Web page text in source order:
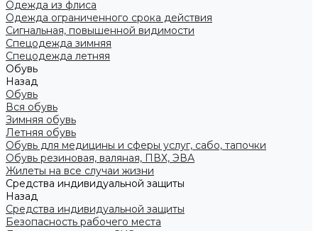
Одежда из флиса
Одежда ограниченного срока действия
Сигнальная, повышенной видимости
Спецодежда зимняя
Спецодежда летняя
Обувь
Назад
Обувь
Вся обувь
Зимняя обувь
Летняя обувь
Обувь для медицины и сферы услуг, сабо, тапочки
Обувь резиновая, валяная, ПВХ, ЭВА
Жилеты на все случаи жизни
Средства индивидуальной защиты
Назад
Средства индивидуальной защиты
Безопасность рабочего места